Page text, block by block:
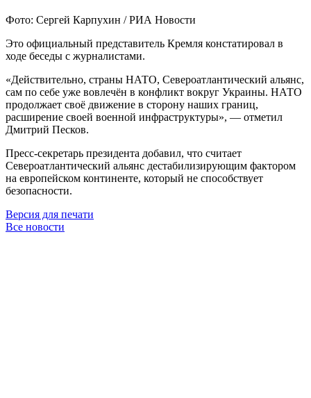
Фото: Сергей Карпухин / РИА Новости
Это официальный представитель Кремля констатировал в
ходе беседы с журналистами.
«Действительно, страны НАТО, Североатлантический альянс,
сам по себе уже вовлечён в конфликт вокруг Украины. НАТО
продолжает своё движение в сторону наших границ,
расширение своей военной инфраструктуры», — отметил
Дмитрий Песков.
Пресс-секретарь президента добавил, что считает
Североатлантический альянс дестабилизирующим фактором
на европейском континенте, который не способствует
безопасности.
Версия для печати
Все новости